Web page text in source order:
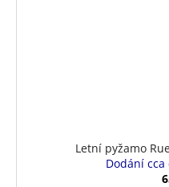
Letní pyžamo
Dodání